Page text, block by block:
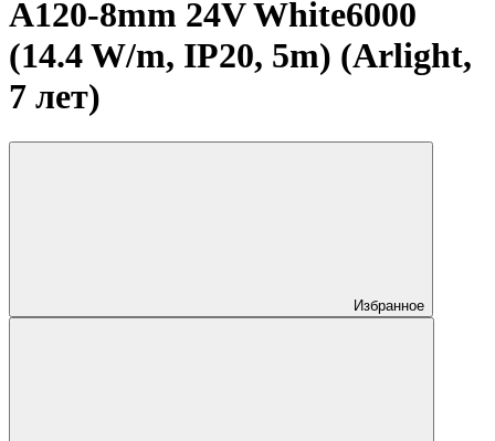
A120-8mm 24V White6000
(14.4 W/m, IP20, 5m) (Arlight,
7 лет)
Избранное